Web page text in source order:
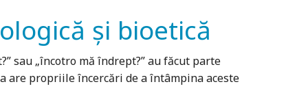
și bioetică
sau „încotro mă îndrept?” au făcut parte
are propriile încercări de a întâmpina aceste